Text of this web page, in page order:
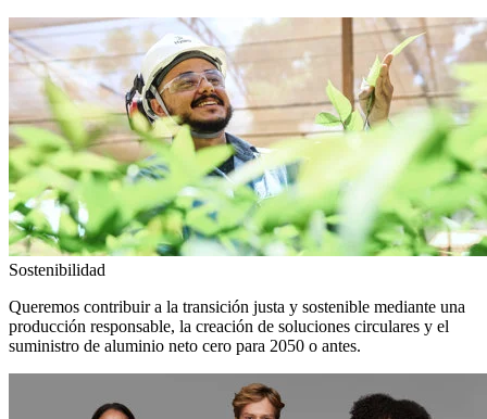
Sostenibilidad
Queremos contribuir a la transición justa y sostenible mediante una
producción responsable, la creación de soluciones circulares y el
suministro de aluminio neto cero para 2050 o antes.